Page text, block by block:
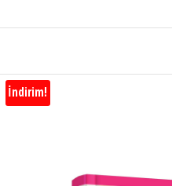
İndirim!